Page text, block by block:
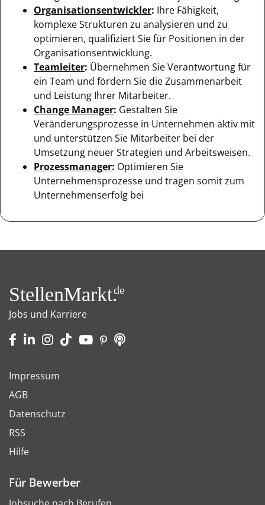
Organisationsentwickler: Ihre Fähigkeit,
komplexe Strukturen zu analysieren und zu
optimieren, qualifiziert Sie für Positionen in der
Organisationsentwicklung.
Teamleiter: Übernehmen Sie Verantwortung für
ein Team und fördern Sie die Zusammenarbeit
und Leistung Ihrer Mitarbeiter.
Change Manager: Gestalten Sie
Veränderungsprozesse in Unternehmen aktiv mit
und unterstützen Sie Mitarbeiter bei der
Umsetzung neuer Strategien und Arbeitsweisen.
Prozessmanager: Optimieren Sie
Unternehmensprozesse und tragen somit zum
Unternehmenserfolg bei
StellenMarkt.de
Jobs und Karriere
Impressum
AGB
Datenschutz
RSS
Hilfe
Für Bewerber